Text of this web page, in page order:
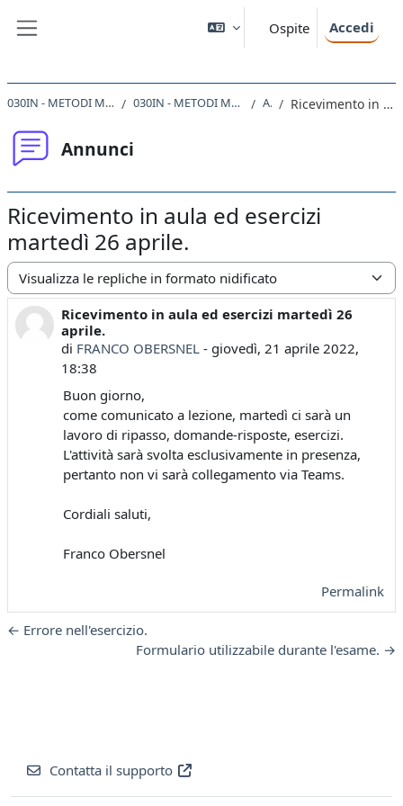
Ospite Accedi
030IN - METODI MATEMATICI PER L'INGEGNERIA 2021 030IN - METODI MATEMATICI PER L'INGEGNERIA 2020-2021 Annunci Ricevimento in aula ed esercizi martedì 26 aprile.
Annunci
Ricevimento in aula ed esercizi
martedì 26 aprile.
Modalità visualizzazione
Ricevimento in aula ed esercizi martedì 26
aprile.
di FRANCO OBERSNEL -giovedì, 21 aprile 2022,
18:38
Numero di risposte: 0
Buon giorno,
come comunicato a lezione, martedì ci sarà un
lavoro di ripasso, domande-risposte, esercizi.
L'attività sarà svolta esclusivamente in presenza,
pertanto non vi sarà collegamento via Teams.
Cordiali saluti,
Franco Obersnel
Permalink
← Errore nell'esercizio.
Formulario utilizzabile durante l'esame. →
Contatta il supporto